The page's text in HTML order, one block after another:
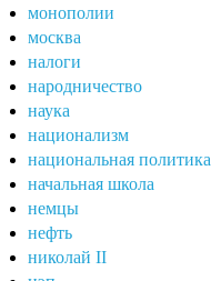
монополии
москва
налоги
народничество
наука
национализм
национальная политика
начальная школа
немцы
нефть
николай II